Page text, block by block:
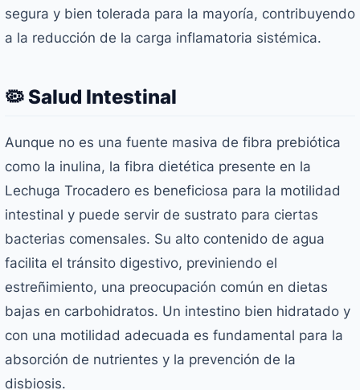
segura y bien tolerada para la mayoría, contribuyendo
a la reducción de la carga inflamatoria sistémica.
🦠 Salud Intestinal
Aunque no es una fuente masiva de fibra prebiótica
como la inulina, la fibra dietética presente en la
Lechuga Trocadero es beneficiosa para la motilidad
intestinal y puede servir de sustrato para ciertas
bacterias comensales. Su alto contenido de agua
facilita el tránsito digestivo, previniendo el
estreñimiento, una preocupación común en dietas
bajas en carbohidratos. Un intestino bien hidratado y
con una motilidad adecuada es fundamental para la
absorción de nutrientes y la prevención de la
disbiosis.